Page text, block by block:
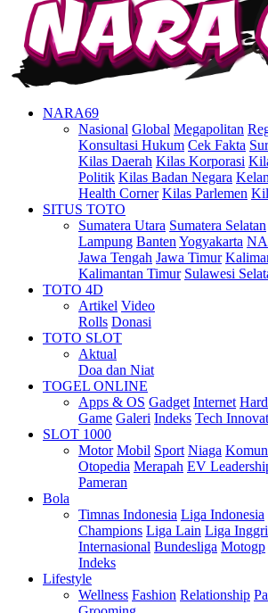
NARA69
Nasional Global Megapolitan
Konsultasi Hukum Cek Fakta
Kilas Daerah Kilas Korporasi
Politik Kilas Badan Negara
Health Corner Kilas Parlemen
SITUS TOTO
Sumatera Utara Sumatera Selatan
Lampung Banten Yogyakarta
Jawa Tengah Jawa Timur
Kalimantan Timur Sulawesi
TOTO 4D
Artikel Video
Rolls Donasi
TOTO SLOT
Aktual
Doa dan Niat
TOGEL ONLINE
Apps & OS Gadget Internet
Game Galeri Indeks Tech
SLOT 1000
Motor Mobil Sport Niaga
Otopedia Merapah EV
Pameran
Bola
Timnas Indonesia Liga Indonesia
Champions Liga Lain Liga
Internasional Bundesliga Motogp
Indeks
Lifestyle
Wellness Fashion Relationship